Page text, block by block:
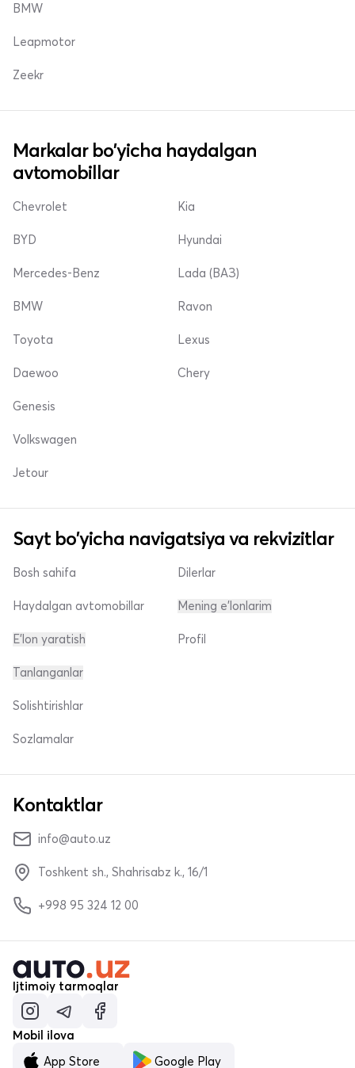
BMW
Leapmotor
Zeekr
Markalar bo'yicha haydalgan
avtomobillar
Chevrolet
BYD
Mercedes-Benz
Kia
Hyundai
Lada (ВАЗ)
BMW
Toyota
Daewoo
Ravon
Lexus
Chery
Genesis
Volkswagen
Jetour
Sayt bo'yicha navigatsiya va rekvizitlar
Bosh sahifa
Haydalgan avtomobillar
E'lon yaratish
Dilerlar
Mening e'lonlarim
Profil
Tanlanganlar
Solishtirishlar
Sozlamalar
Kontaktlar
info@auto.uz
Toshkent sh., Shahrisabz k., 16/1
+998 95 324 12 00
Ijtimoiy tarmoqlar
Mobil ilova
App Store
Google Play